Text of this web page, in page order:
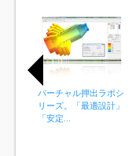
バーチャル押出ラボシ
リーズ。「最適設計」
「安定...